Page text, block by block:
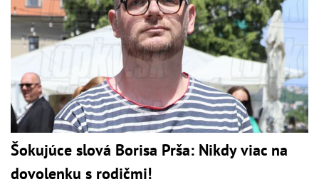
Šokujúce slová Borisa Prša: Nikdy viac na
dovolenku s rodičmi!